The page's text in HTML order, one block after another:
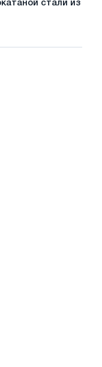
стали из